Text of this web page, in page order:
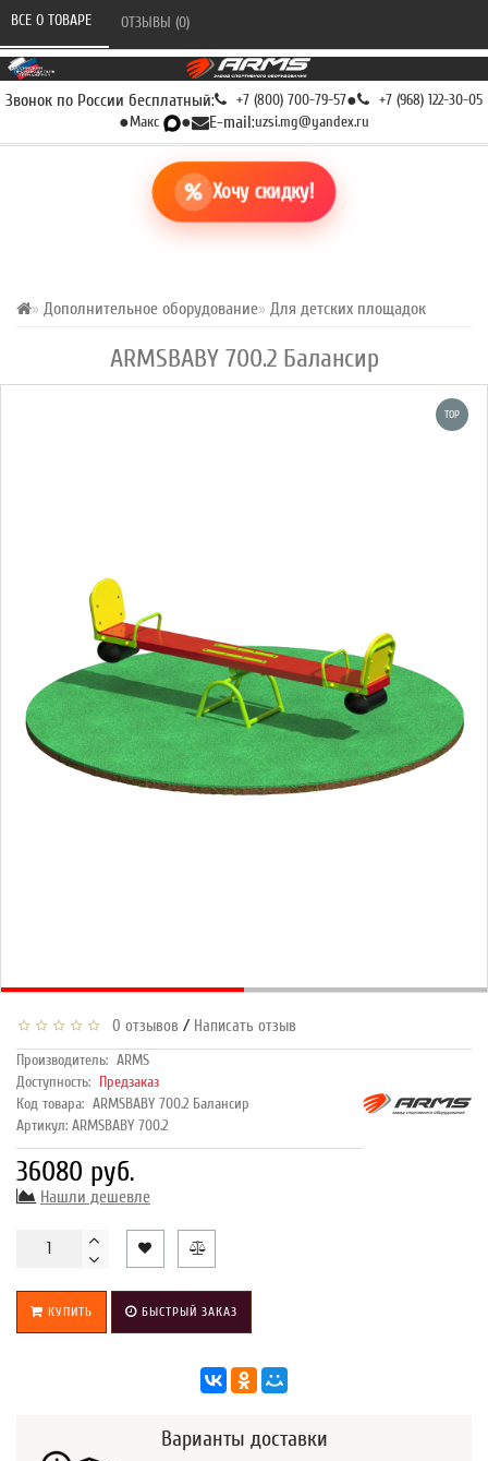
Звонок по России бесплатный: +7 (800) 700-79-57● +7 (968) 122-30-05
●Макс ● E-mail:uzsi.mg@yandex.ru
Хочу скидку!
Дополнительное оборудование Для детских площадок
ARMSBABY 700.2 Балансир
ВСЕ О ТОВАРЕ ОТЗЫВЫ (0)
TOP
0 отзывов / Написать отзыв
Производитель: ARMS
Доступность: Предзаказ
Код товара: ARMSBABY 700.2 Балансир
Артикул: ARMSBABY 700.2
36080 руб.
Нашли дешевле
КУПИТЬ БЫСТРЫЙ ЗАКАЗ
Варианты доставки